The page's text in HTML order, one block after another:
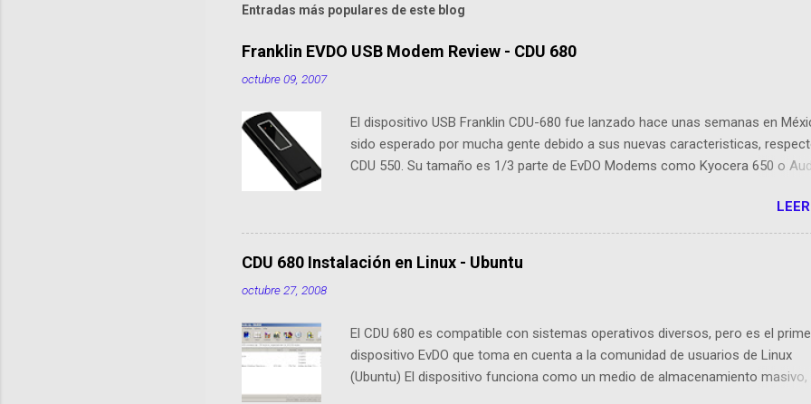
e
t
a
r
i
o
Entradas más populares de este blog
Franklin EVDO USB Modem Review - CDU 680
octubre 09, 2007
El dispositivo USB Franklin CDU-680 fue lanzado hace unas semanas en
sido esperado por mucha gente debido a sus nuevas caracteristicas,
CDU 550. Su tamaño es 1/3 parte de EvDO Modems como Kyocera 650 o
sus antecesoras: Dispositivo EVDO Rev-A Approximately 1/3 of the size of
previous USB Modems Memoria Flash 64 MB incorporada GPS incorporado
de conexión para antenas o amplificadores externos Compatibilidad con
Conector USB plegable Dispositivo USB solo requiere 500ma Max Cable
"Y" no es necesario, sin embargo está incluido por un mejor posicionamiento
Bueno Los dispositivos que Franklin ha sacado tienen la ...
CDU 680 Instalación en Linux - Ubuntu
octubre 27, 2008
El CDU 680 es compatible con sistemas operativos diversos, pero es el
dispositivo EvDO que toma en cuenta a la comunidad de usuarios de Linux
(Ubuntu) El dispositivo funciona como un medio de almacenamiento masivo,